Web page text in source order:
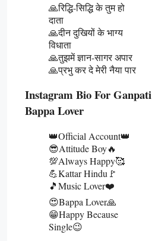
🙏रिद्धि-सिद्धि के तुम हो
दाता
🙏दीन दुखियों के भाग्य
विधाता
🙏तुझमें ज्ञान-सागर अपार
🙏प्रभु कर दे मेरी नैया पार
Instagram Bio For Ganpati
Bappa Lover
👑Official Account👑
😎Attitude Boy🔥
💯Always Happy🥰
💪Kattar Hindu🚩
🎵Music Lover❤️
😍Bappa Lover🙏
😁Happy Because
Single😉